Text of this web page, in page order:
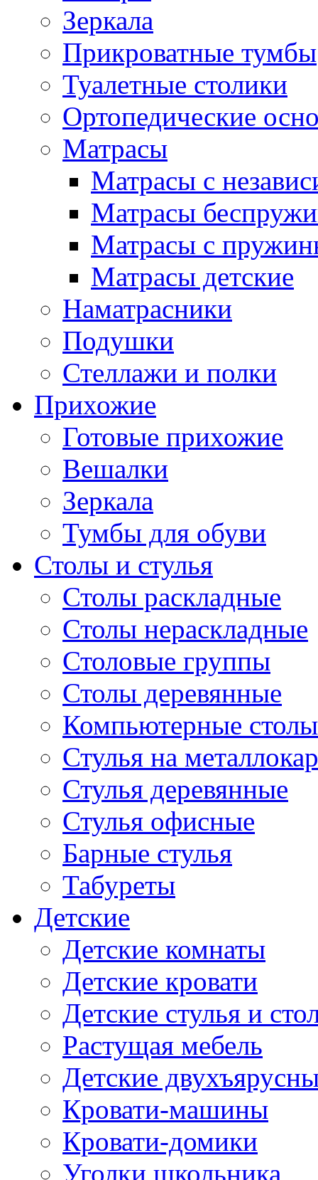
Зеркала
Прикроватные тумбы
Туалетные столики
Ортопедические
Матрасы
Матрасы с
Матрасы
Матрасы с
Матрасы детские
Наматрасники
Подушки
Стеллажи и полки
Прихожие
Готовые прихожие
Вешалки
Зеркала
Тумбы для обуви
Столы и стулья
Столы раскладные
Столы нераскладные
Столовые группы
Столы деревянные
Компьютерные столы
Стулья на
Стулья деревянные
Стулья офисные
Барные стулья
Табуреты
Детские
Детские комнаты
Детские кровати
Детские стулья и
Растущая мебель
Детские
Кровати-машины
Кровати-домики
Уголки школьника